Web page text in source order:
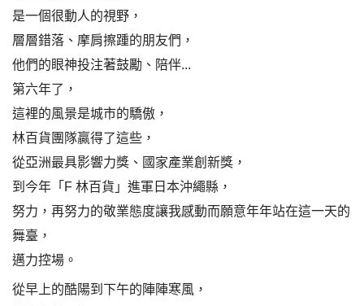
是一個很動人的視野，
層層錯落、摩肩擦踵的朋友們，
他們的眼神投注著鼓勵、陪伴...
第六年了，
這裡的風景是城市的驕傲，
林百貨團隊贏得了這些，
從亞洲最具影響力獎、國家產業創新獎，
到今年「F 林百貨」進軍日本沖繩縣，
努力，再努力的敬業態度讓我感動而願意年年站在這一天的
舞臺，
邁力控場。
從早上的酷陽到下午的陣陣寒風，